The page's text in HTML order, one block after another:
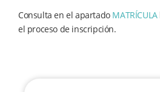
Consulta en el apartado MATRÍCULA
el proceso de inscripción.